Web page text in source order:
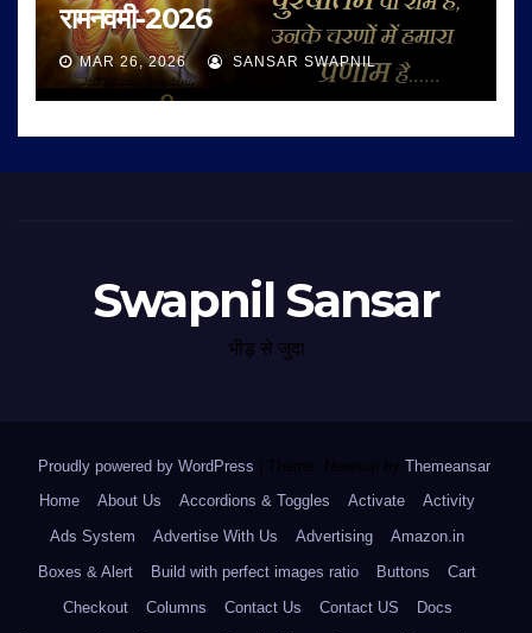
रामनवमी-2026
MAR 26, 2026 SANSAR SWAPNIL
Swapnil Sansar
भीड़ से जुदा
Proudly powered by WordPress Theme: Newsup by Themeansar.
Home
About Us Accordions & Toggles Activate
Activity
Ads System
Advertise With Us Advertising
Amazon.in
Boxes & Alert
Build with perfect images ratio Buttons
Cart
Checkout
Columns Contact Us Contact US
Docs